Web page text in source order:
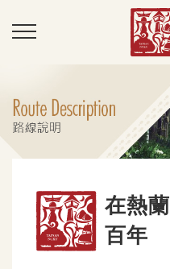
在熱
百年